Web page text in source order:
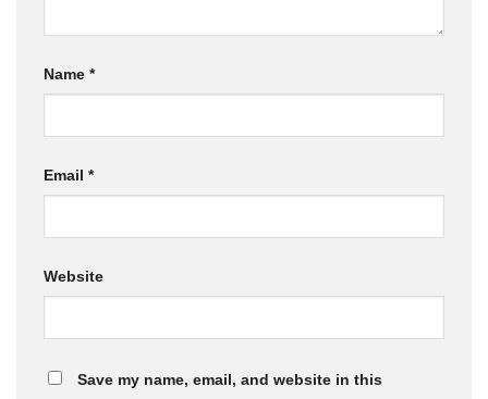
Name *
Email *
Website
Save my name, email, and website in this